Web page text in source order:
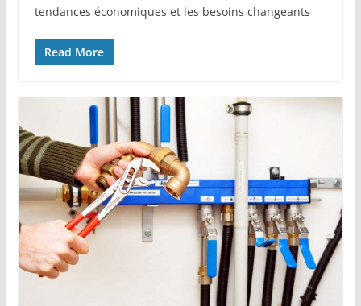
tendances économiques et les besoins changeants
Read More